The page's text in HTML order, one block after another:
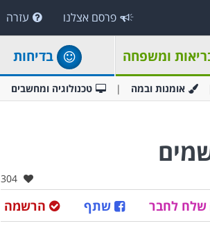
פרסם אצלנו עזרה
ומשפחה בדיחות
אומנות ובמה טכנולוגיה ומחשבים
אהבו:
304
הרשמה שתף שלח לחבר